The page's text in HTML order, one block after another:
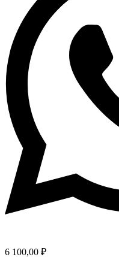
6 100,00 ₽